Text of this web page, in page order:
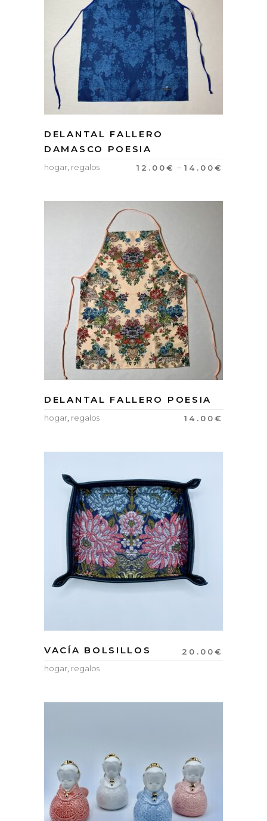
DELANTAL FALLERO
DAMASCO POESIA
12.00€ –14.00€
hogar, regalos
DELANTAL FALLERO POESIA
14.00€
hogar, regalos
VACÍA BOLSILLOS 20.00€
hogar, regalos